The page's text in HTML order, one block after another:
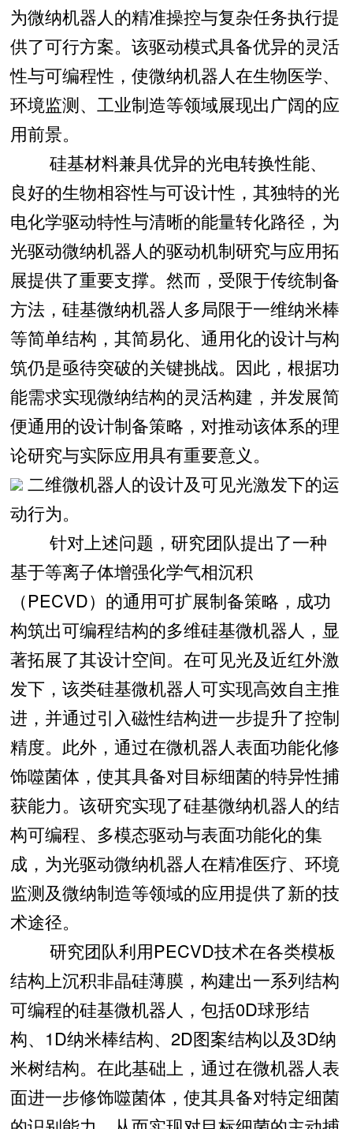
为微纳机器人的精准操控与复杂任务执行提
供了可行方案。该驱动模式具备优异的灵活
性与可编程性，使微纳机器人在生物医学、
环境监测、工业制造等领域展现出广阔的应
用前景。
硅基材料兼具优异的光电转换性能、
良好的生物相容性与可设计性，其独特的光
电化学驱动特性与清晰的能量转化路径，为
光驱动微纳机器人的驱动机制研究与应用拓
展提供了重要支撑。然而，受限于传统制备
方法，硅基微纳机器人多局限于一维纳米棒
等简单结构，其简易化、通用化的设计与构
筑仍是亟待突破的关键挑战。因此，根据功
能需求实现微纳结构的灵活构建，并发展简
便通用的设计制备策略，对推动该体系的理
论研究与实际应用具有重要意义。
二维微机器人的设计及可见光激发下的运
动行为。
针对上述问题，研究团队提出了一种
基于等离子体增强化学气相沉积
（PECVD）的通用可扩展制备策略，成功
构筑出可编程结构的多维硅基微机器人，显
著拓展了其设计空间。在可见光及近红外激
发下，该类硅基微机器人可实现高效自主推
进，并通过引入磁性结构进一步提升了控制
精度。此外，通过在微机器人表面功能化修
饰噬菌体，使其具备对目标细菌的特异性捕
获能力。该研究实现了硅基微纳机器人的结
构可编程、多模态驱动与表面功能化的集
成，为光驱动微纳机器人在精准医疗、环境
监测及微纳制造等领域的应用提供了新的技
术途径。
研究团队利用PECVD技术在各类模板
结构上沉积非晶硅薄膜，构建出一系列结构
可编程的硅基微机器人，包括0D球形结
构、1D纳米棒结构、2D图案结构以及3D纳
米树结构。在此基础上，通过在微机器人表
面进一步修饰噬菌体，使其具备对特定细菌